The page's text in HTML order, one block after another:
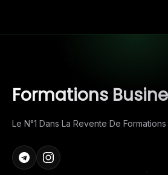
Formations
Le N°1 Dans La Revente De Formations